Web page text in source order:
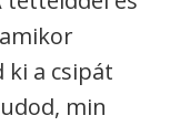
ki a csipát
min